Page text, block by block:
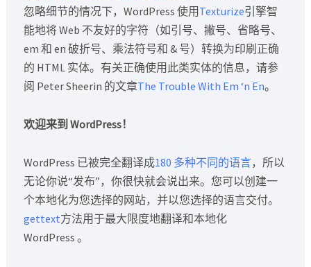
忽略细节的情况下，WordPress 使用Texturize引擎智
能地将 Web 不友好的字符（如引号、撇号、省略号、
em 和 en 破折号、乘法符号和 & 号）转换为印刷正确
的 HTML 实体。有关正确使用此类实体的信息，请参
阅 Peter Sheerin 的文章The Trouble With Em ‘n En。
欢迎来到 WordPress！
WordPress 已被完全翻译成180 多种不同的语言，所以
无论你说“发布”，你很快就会说出来。您可以创建一
个本地化为您选择的网站，并以您选择的语言交付。
gettext方法用于最大限度地翻译和本地化
WordPress 。